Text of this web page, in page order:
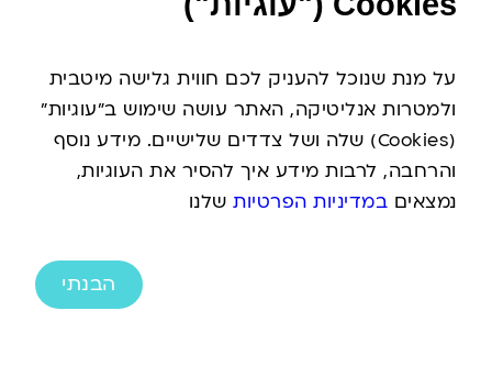
נעלי
ג׳אדג׳
מעיל
פורטר
–
נשים
פוך אמיתי יוקרתי
בטנה עם גימור דוחה
על מנת שנוכל להעניק לכם חווית גלישה מיטבית
ולמטרות אנליטיקה, האתר עושה שימוש ב"עוגיות"
(Cookies) שלה ושל צדדים שלישיים. מידע נוסף
והרחבה, לרבות מידע איך להסיר את העוגיות,
נמצאים במדיניות הפרטיותשלנו
הבנתי